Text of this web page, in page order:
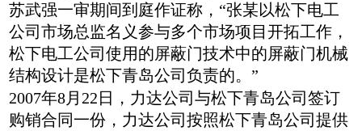
苏武强一审期间到庭作证称，“张某以松下电工
公司市场总监名义参与多个市场项目开拓工作，
松下电工公司使用的屏蔽门技术中的屏蔽门机械
结构设计是松下青岛公司负责的。”
2007年8月22日，力达公司与松下青岛公司签订
购销合同一份，力达公司按照松下青岛公司提供